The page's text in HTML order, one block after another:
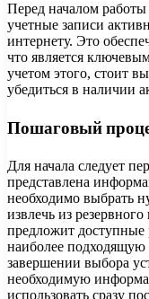
Перед началом работы
учетные записи
интернету. Это
что является
учетом этого, стоит
убедиться в наличии
Пошаговый
Для начала следует
представлена
необходимо выбрать
извлечь из
предложит доступные
наиболее
завершении выбора
необходимую
использовать сразу